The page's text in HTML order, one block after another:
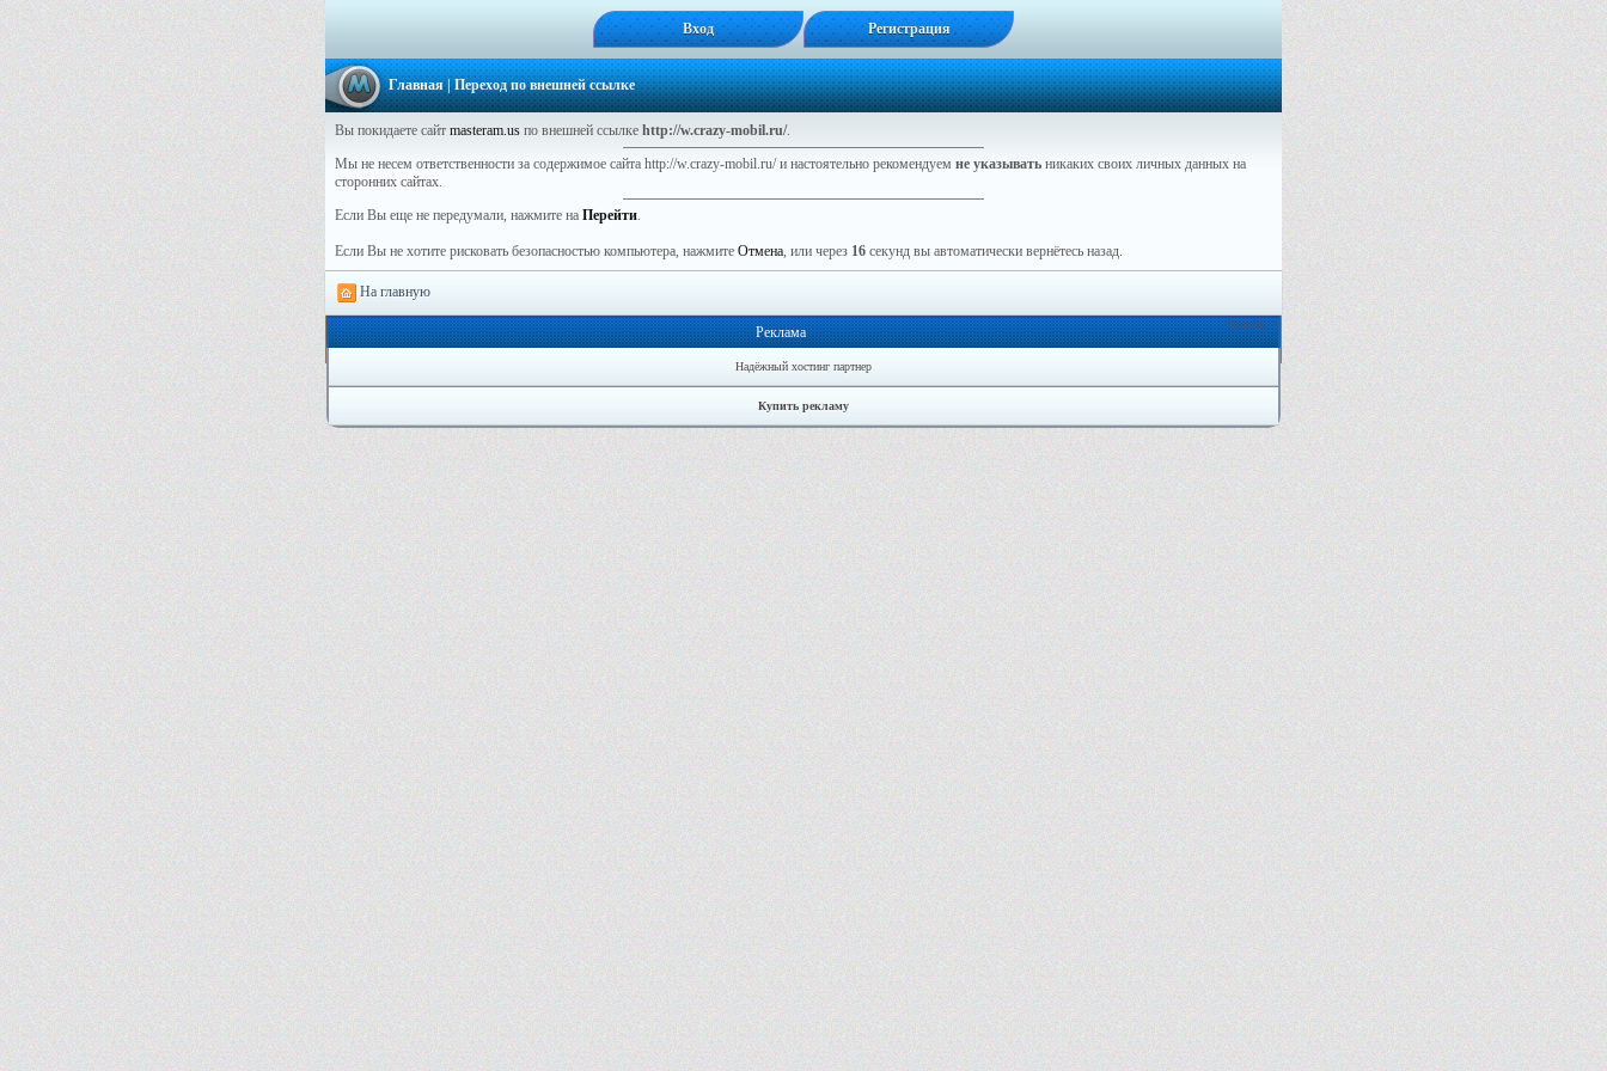
Вход Регистрация
Главная| Переход по внешней ссылке
Вы покидаете сайт masteram.us по внешней ссылке http://w.crazy-mobil.ru/.
Мы не несем ответственности за содержимое сайта http://w.crazy-mobil.ru/ и настоятельно рекомендуем не указывать никаких своих личных данных на
сторонних сайтах.
Если Вы еще не передумали, нажмите на Перейти.
Если Вы не хотите рисковать безопасностью компьютера, нажмите Отмена, или через 16 секунд вы автоматически вернётесь назад.
На главную
Онлайн: 2
Реклама
Надёжный хостинг партнер
Купить рекламу